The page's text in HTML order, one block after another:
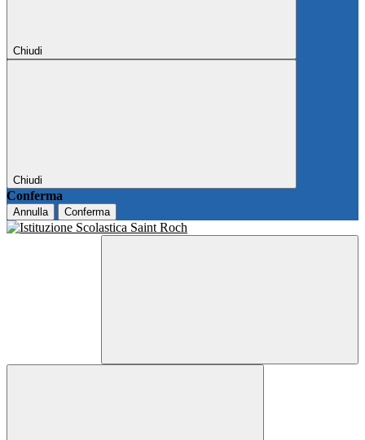
Chiudi
Chiudi
Conferma
Annulla Conferma